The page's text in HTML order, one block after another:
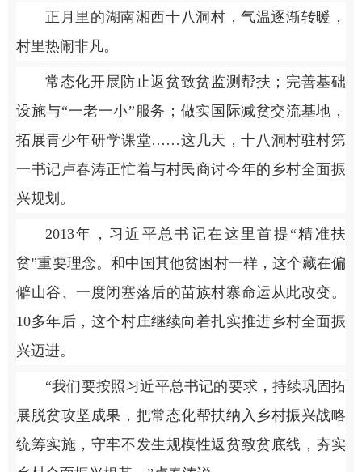
正月里的湖南湘西十八洞村，气温逐渐转暖，
村里热闹非凡。
常态化开展防止返贫致贫监测帮扶；完善基础
设施与“一老一小”服务；做实国际减贫交流基地，
拓展青少年研学课堂……这几天，十八洞村驻村第
一书记卢春涛正忙着与村民商讨今年的乡村全面振
兴规划。
2013年，习近平总书记在这里首提“精准扶
贫”重要理念。和中国其他贫困村一样，这个藏在偏
僻山谷、一度闭塞落后的苗族村寨命运从此改变。
10多年后，这个村庄继续向着扎实推进乡村全面振
兴迈进。
“我们要按照习近平总书记的要求，持续巩固拓
展脱贫攻坚成果，把常态化帮扶纳入乡村振兴战略
统筹实施，守牢不发生规模性返贫致贫底线，夯实